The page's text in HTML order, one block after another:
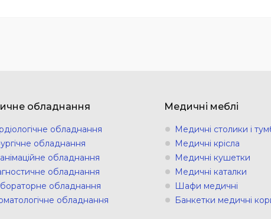
обладнання
обладнання
обладнання
обладнання
обладнання
обладнання
обладнання
Медичні меблі
Медичні столики і
Медичні крісла
Медичні кушетки
Медичні каталки
Шафи медичні
Банкетки медичні